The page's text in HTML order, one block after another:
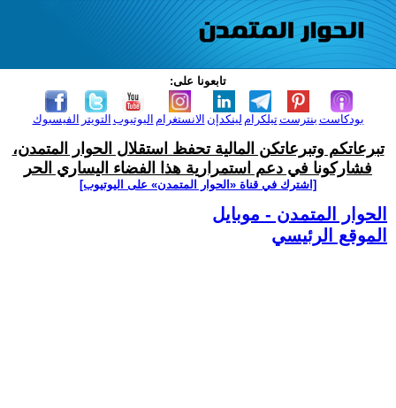
تابعونا على:
الفيسبوك التويتر اليوتيوب الانستغرام لينكدإن تيلكرامبنترست بودكاست
تبرعاتكم وتبرعاتكن المالية تحفظ استقلال الحوار المتمدن،
فشاركونا في دعم استمرارية هذا الفضاء اليساري الحر
[اشترك في قناة ‫«الحوار المتمدن» على اليوتيوب]
الحوار المتمدن - موبايل
الموقع الرئيسي